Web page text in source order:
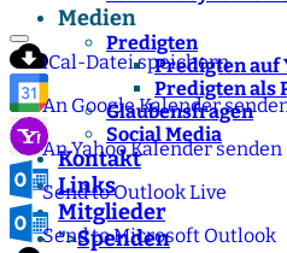
Medien
Predigten
Predigten auf
Predigten als
Glaubensfragen
Social Media
Kontakt
Links
Mitglieder
">Spenden
iCal-Datei speichern
An Google Kalender
An Yahoo Kalender senden
Send to Outlook Live
Send to Microsoft Outlook